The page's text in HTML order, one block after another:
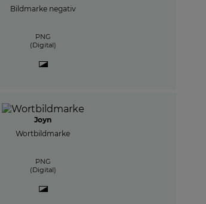
Bildmarke negativ
PNG
(Digital)
Joyn
Wortbildmarke
PNG
(Digital)